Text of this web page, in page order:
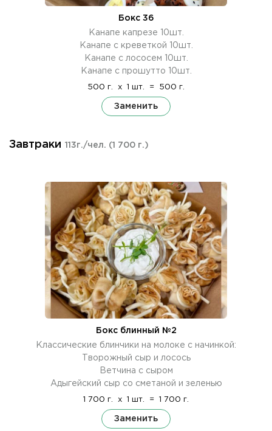
Бокс 36
Канапе капрезе 10шт.
Канапе с креветкой 10шт.
Канапе с лососем 10шт.
Канапе с прошутто 10шт.
500 г. x 1 шт. = 500 г.
Заменить
Завтраки 113г./чел. (1 700 г.)
Бокс блинный №2
Классические блинчики на молоке с начинкой:
Творожный сыр и лосось
Ветчина с сыром
Адыгейский сыр со сметаной и зеленью
1 700 г. x 1 шт. = 1 700 г.
Заменить